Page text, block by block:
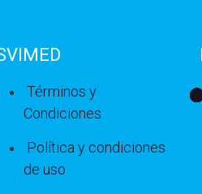
Términos y
Condiciones
Política y condiciones
de uso